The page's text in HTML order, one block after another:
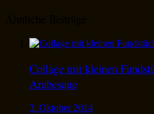
Collage mit kleinen
Arabesque
3. Oktober 2014